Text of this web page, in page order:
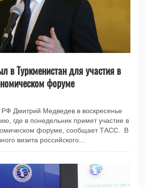
в Туркменистан для участия в
форуме
Дмитрий Медведев в воскресенье
где в понедельник примет участие в
форуме, сообщает ТАСС. В
визита российского...